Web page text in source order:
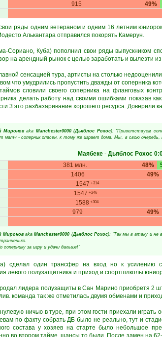
49%
915
ряды одним ветераном и одним 16 летним
Алькантара отправился покорять Камерун.
Сориано, Куба) пополнил свои ряды выпускником
на арендный рынок с целью заработать и вылезти
сенсацией тура, артисты на столько
что умудрились пропустить дважды от соперника
словили своего соперника на фланговых
делать работу над своими ошибками показав
3 это разбазаривание хорошего ресурса. Доверили
Миронов aka Manchester0000 (Дьяблос Рохос): "Приветствуем
матч - соперник опасен, к тому же играет дома. Мы, в свою
Маябеке - Дьяблос Рохос
48%
381 млн.
49%
1406
1547 +314
1547 +246
1588 +304
49%
979
Миронов aka Manchester0000 (Дьяблос Рохос): "Так мы в атаку и не
сопернику за игру и удачи дальше!"
сделал один трансфер на вход но к усилению
левого полузащитника и приход и спортшлколы
лидера полузащиты в Сан Марино приобретя 2
команда так же отметилась двумя обменами и
ничью в туре, при этом гости приехали играть
по факту собрать ДБ было не реально, тут и
состава у хозяев на старте было небольшое
во втором тайме, шансы то были. После замен на